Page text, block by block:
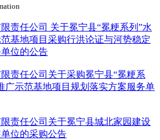
责任公司 关于冕宁县“冕粳系列”水
基地项目采购行洪论证与河势稳定
位的公告
责任公司关于采购冕宁县“冕粳系
广示范基地项目规划落实方案服务单
责任公司关于冕宁县城北家园建设
位的采购公告